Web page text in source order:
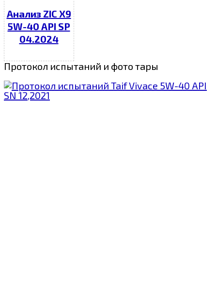
Анализ ZIC X9
5W-40 API SP
04.2024
Протокол испытаний и фото тары